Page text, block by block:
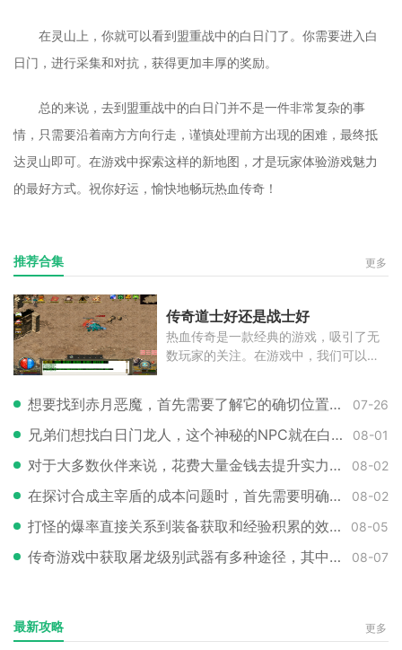
在灵山上，你就可以看到盟重战中的白日门了。你需要进入白
日门，进行采集和对抗，获得更加丰厚的奖励。
总的来说，去到盟重战中的白日门并不是一件非常复杂的事
情，只需要沿着南方方向行走，谨慎处理前方出现的困难，最终抵
达灵山即可。在游戏中探索这样的新地图，才是玩家体验游戏魅力
的最好方式。祝你好运，愉快地畅玩热血传奇！
推荐合集 更多
传奇道士好还是战士好
热血传奇是一款经典的游戏，吸引了无
数玩家的关注。在游戏中，我们可以扮
想要找到赤月恶魔，首先需要了解它的确切位置。大家都知道这个强大的BOSS位 07-26
兄弟们想找白日门龙人，这个神秘的NPC就在白日门地图的某个角落等着咱们呢。 08-01
对于大多数伙伴来说，花费大量金钱去提升实力并不是首选，因此选择一个对装 08-02
在探讨合成主宰盾的成本问题时，首先需要明确的是，这个强力盾牌的具体花费 08-02
打怪的爆率直接关系到装备获取和经验积累的效率，因此掌握提升爆率的技巧至 08-05
传奇游戏中获取屠龙级别武器有多种途径，其中最常见的是通过锻造系统来制作 08-07
最新攻略 更多